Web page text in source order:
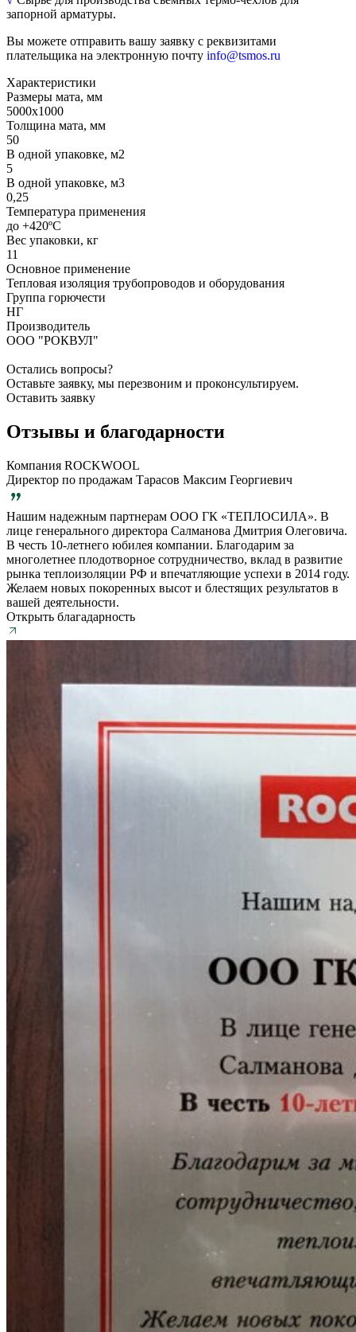
запорной арматуры.
Вы можете отправить вашу заявку с реквизитами
плательщика на электронную почту info@tsmos.ru
Характеристики
Размеры мата, мм
5000х1000
Толщина мата, мм
50
В одной упаковке, м2
5
В одной упаковке, м3
0,25
Температура применения
до +420ºС
Вес упаковки, кг
11
Основное применение
Тепловая изоляция трубопроводов и оборудования
Группа горючести
НГ
Производитель
ООО "РОКВУЛ"
Остались вопросы?
Оставьте заявку, мы перезвоним и проконсультируем.
Оставить заявку
Отзывы и благодарности
Компания ROCKWOOL
Директор по продажам Тарасов Максим Георгиевич
Нашим надежным партнерам ООО ГК «ТЕПЛОСИЛА». В
лице генерального директора Салманова Дмитрия Олеговича.
В честь 10-летнего юбилея компании. Благодарим за
многолетнее плодотворное сотрудничество, вклад в развитие
рынка теплоизоляции РФ и впечатляющие успехи в 2014 году.
Желаем новых покоренных высот и блестящих результатов в
вашей деятельности.
Открыть благадарность